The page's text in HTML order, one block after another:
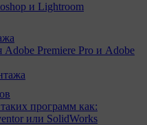
и Lightroom
Premiere Pro и Adobe
программ как:
или SolidWorks